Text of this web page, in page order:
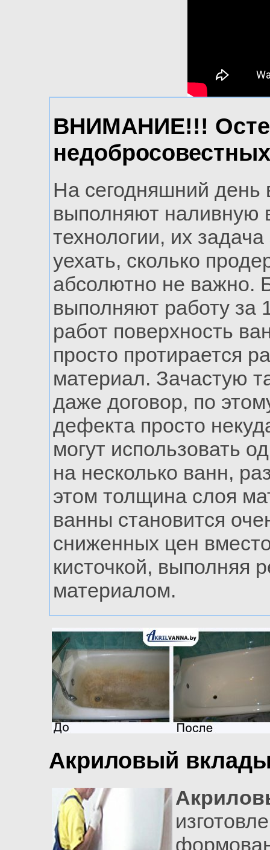
ВНИМАНИЕ!!!
На сегодняшний
выполняют наливную
технологии, их
уехать, сколько
абсолютно не важно.
выполняют работу за
работ поверхность
просто протирается
материал. Зачастую
даже договор, по
дефекта просто
могут использовать
на несколько ванн,
этом толщина слоя
ванны становится
сниженных цен
кисточкой, выполняя
материалом.
Акриловый